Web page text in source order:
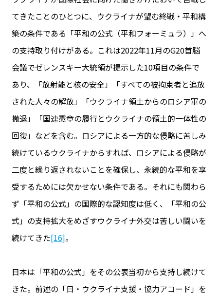
てきたことのひとつに、ウクライナが望む終戦・平和構
築の条件である「平和の公式（平和フォーミュラ）」へ
の支持取り付けがある。これは2022年11月のG20首脳
会議でゼレンスキー大統領が提示した10項目の条件で
あり、「放射能と核の安全」「すべての被拘束者と追放
された人々の解放」「ウクライナ領土からのロシア軍の
撤退」「国連憲章の履行とウクライナの領土的一体性の
回復」などを含む。ロシアによる一方的な侵略に苦しみ
続けているウクライナからすれば、ロシアによる侵略が
二度と繰り返されないことを確保し、永続的な平和を享
受するためには欠かせない条件である。それにも関わら
ず「平和の公式」の国際的な認知度は低く、「平和の公
式」の支持拡大をめざすウクライナ外交は苦しい闘いを
続けてきた[16]。
日本は「平和の公式」をその公表当初から支持し続けて
きた。前述の「日・ウクライナ支援・協力アコード」を